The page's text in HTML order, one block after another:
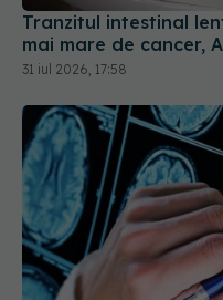
31 iul 2026, 17:58